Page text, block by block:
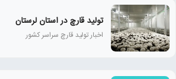
تولید قارچ در استان لرستان
اخبار تولید قارچ سراسر کشور